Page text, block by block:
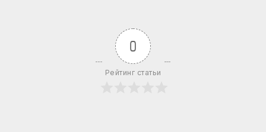
0
Рейтинг статьи